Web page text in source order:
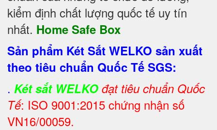
kiểm định chất lượng quốc tế uy tín
nhất. Home Safe Box
Sản phẩm Két Sắt WELKO sản xuất
theo tiêu chuẩn Quốc Tế SGS:
. Két sắt WELKO đạt tiêu chuẩn Quốc
Tế: ISO 9001:2015 chứng nhận số
VN16/00059.